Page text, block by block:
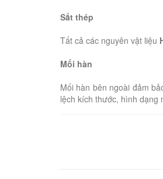
Sắt thép
Tất cả các nguyên vật liệu
Mối hàn
Mối hàn bên ngoài đảm
lệch kích thước, hình dạng